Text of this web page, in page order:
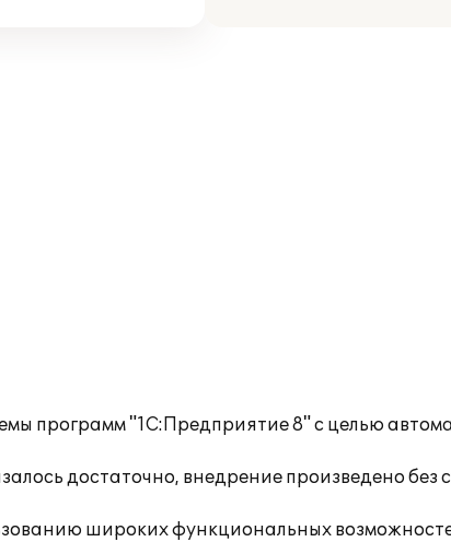
программ "1С:Предприятие 8" с целью
достаточно, внедрение произведено без
широких функциональных